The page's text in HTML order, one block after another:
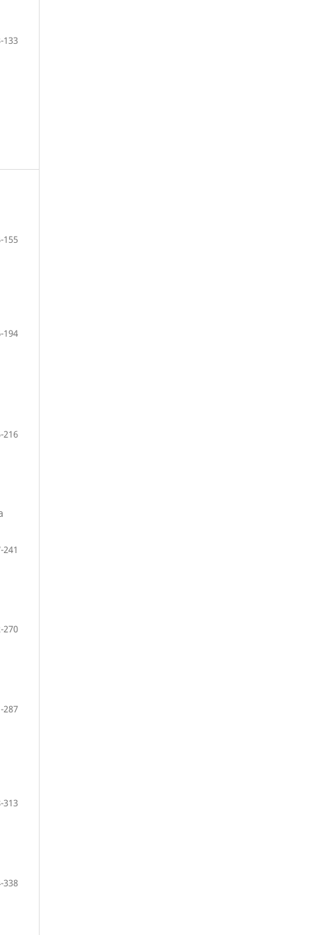
133
155
194
216
241
270
287
313
338